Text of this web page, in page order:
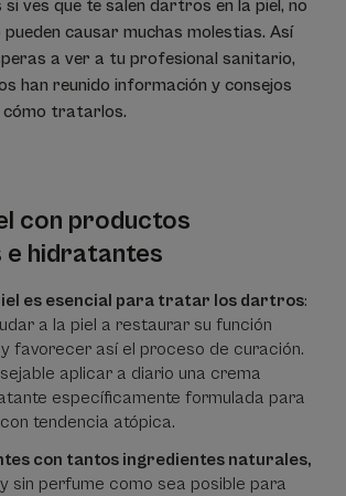
ves que te salen dartros en la piel, no
causar muchas molestias. Así
a ver a tu profesional sanitario,
han reunido información y consejos
tratarlos.
con productos
e hidratantes
es esencial para tratar los dartros:
a la piel a restaurar su función
favorecer así el proceso de curación.
aplicar a diario una crema
específicamente formulada para
tendencia atópica.
con tantos ingredientes naturales,
sin perfume como sea posible para